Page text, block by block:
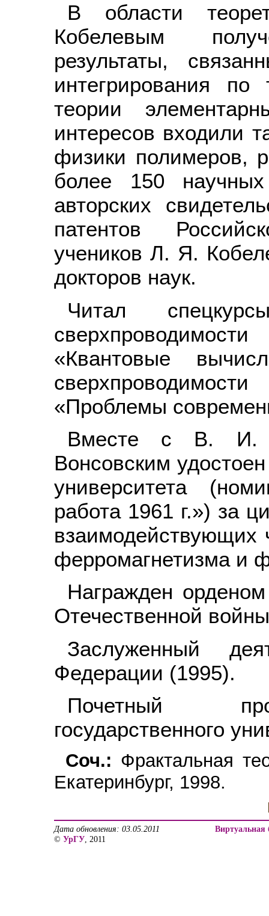
В области
Кобелевым
результаты,
интегрирования
теории
интересов входили
физики полимеров,
более 150
авторских
патентов
учеников Л. Я.
докторов наук.
Читал
«Квантовые
«Проблемы
Вместе с В. И.
Вонсовским
университета
работа 1961 г.») за
взаимодействующих
ферромагнетизма и
Награжден
Отечественной
Заслуженный
Федерации (1995).
Почетный
государственного
Соч.: Фрактальная
Екатеринбург, 1998.
Дата обновления: 03.05.2011
© УрГУ, 2011
Виртуальная